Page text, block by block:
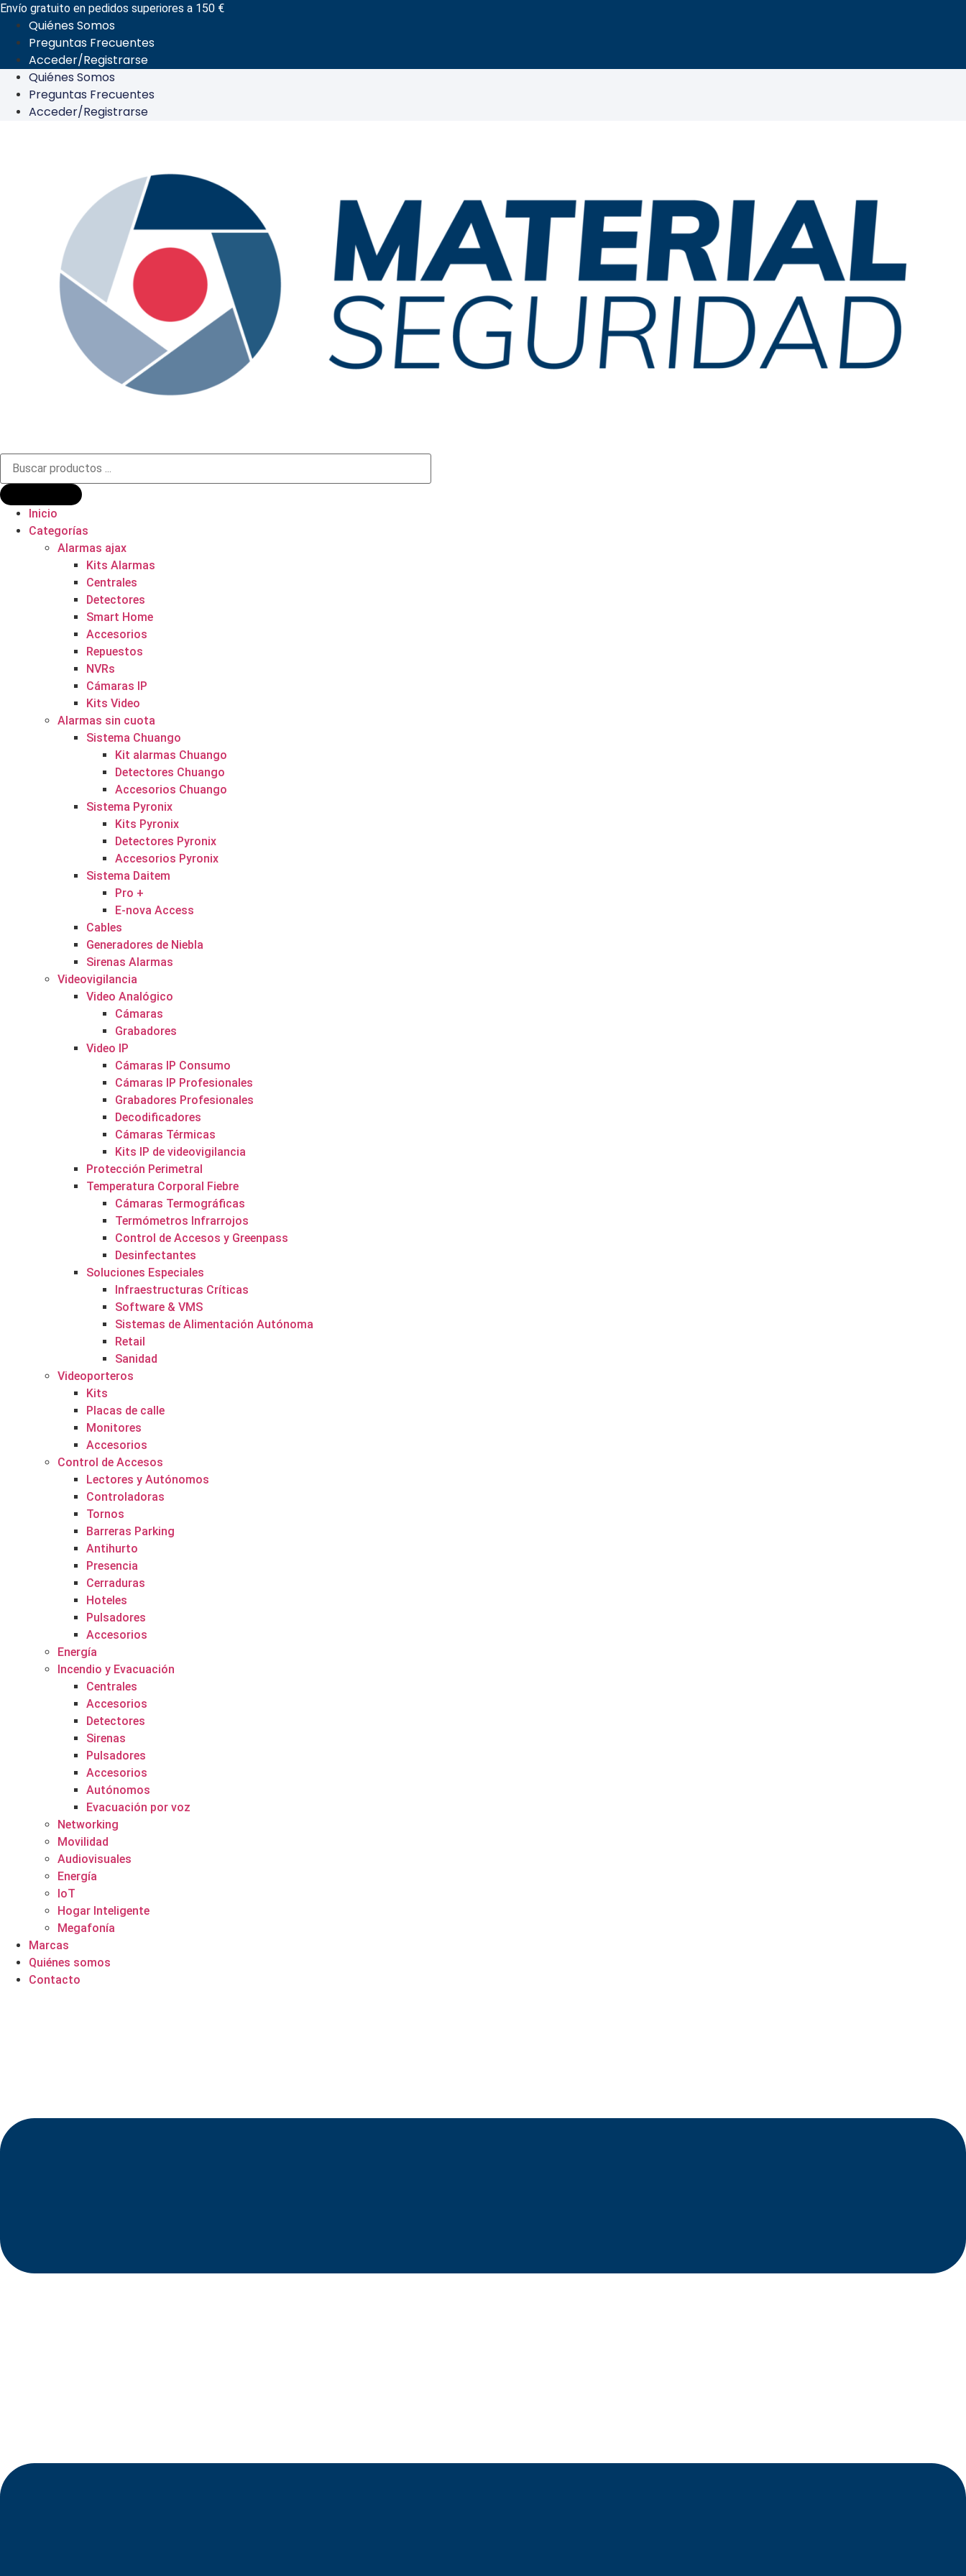
Ir
contenido
Envío gratuito en pedidos superiores a 150 €
Quiénes Somos
Preguntas Frecuentes
Acceder/Registrarse
Quiénes Somos
Preguntas Frecuentes
Acceder/Registrarse
Búsqueda
productos
Inicio
Categorías
Alarmas ajax
Kits Alarmas
Centrales
Detectores
Smart Home
Accesorios
Repuestos
NVRs
Cámaras IP
Kits Video
Alarmas sin cuota
Sistema Chuango
Kit alarmas Chuango
Detectores Chuango
Accesorios Chuango
Sistema Pyronix
Kits Pyronix
Detectores Pyronix
Accesorios Pyronix
Sistema Daitem
Pro +
E-nova Access
Cables
Generadores de Niebla
Sirenas Alarmas
Videovigilancia
Video Analógico
Cámaras
Grabadores
Video IP
Cámaras IP Consumo
Cámaras IP Profesionales
Grabadores Profesionales
Decodificadores
Cámaras Térmicas
Kits IP de videovigilancia
Protección Perimetral
Temperatura Corporal Fiebre
Cámaras Termográficas
Termómetros Infrarrojos
Control de Accesos y Greenpass
Desinfectantes
Soluciones Especiales
Infraestructuras Críticas
Software & VMS
Sistemas de Alimentación Autónoma
Retail
Sanidad
Videoporteros
Kits
Placas de calle
Monitores
Accesorios
Control de Accesos
Lectores y Autónomos
Controladoras
Tornos
Barreras Parking
Antihurto
Presencia
Cerraduras
Hoteles
Pulsadores
Accesorios
Energía
Incendio y Evacuación
Centrales
Accesorios
Detectores
Sirenas
Pulsadores
Accesorios
Autónomos
Evacuación por voz
Networking
Movilidad
Audiovisuales
Energía
IoT
Hogar Inteligente
Megafonía
Marcas
Quiénes somos
Contacto